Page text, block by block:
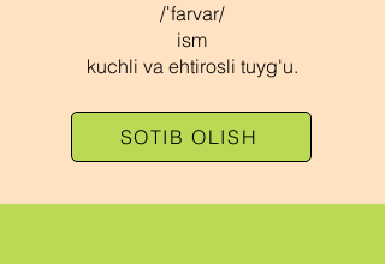
/ˈfarvar/
ism
kuchli va ehtirosli tuyg'u.
SOTIB OLISH